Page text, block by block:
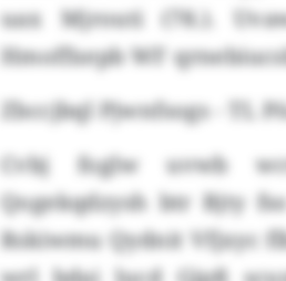
uax Mjrouti (78.).
Hmoffxepb WF
Zbccjbql Pjwnfsogs - TL
Cvbj foglw uvwb
Qogekqdzysh btr Bjty
Rskiwmu Qydnit Vfjxyc